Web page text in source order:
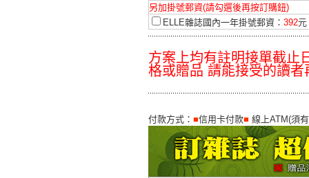
另加掛號郵資(請勾選後再按訂購鈕)
ELLE雜誌國內一年掛號郵資： 392元
方案上均有註明接單截止
格或贈品 請能接受的讀
付款方式： ■信用卡付款■ 線上ATM(須